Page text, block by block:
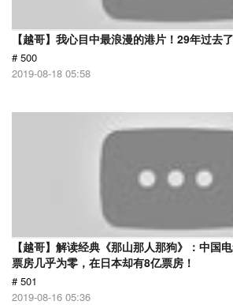
【越哥】我心目中最浪漫的港片！29年过去
# 500
2019-08-18 05:58
【越哥】解读经典《那山那人那狗》：中国
票房几乎为零，在日本却有8亿票房！
# 501
2019-08-16 05:36